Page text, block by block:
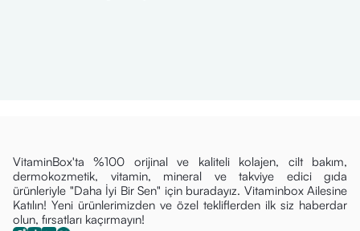
VitaminBox'ta %100 orijinal ve kaliteli kolajen, cilt bakım,
dermokozmetik, vitamin, mineral ve takviye edici gıda
ürünleriyle "Daha İyi Bir Sen" için buradayız. Vitaminbox Ailesine
Katılın! Yeni ürünlerimizden ve özel tekliflerden ilk siz haberdar
olun, fırsatları kaçırmayın!